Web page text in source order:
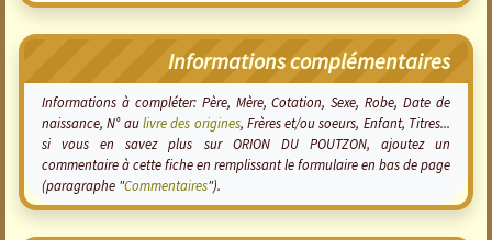
Informations complémentaires
Informations à compléter: Père, Mère, Cotation, Sexe, Robe, Date de
naissance, N° aulivre des origines, Frères et/ou soeurs, Enfant, Titres...
si vous en savez plus sur ORION DU POUTZON, ajoutez un
commentaire à cette fiche en remplissant le formulaire en bas de page
(paragraphe "Commentaires").